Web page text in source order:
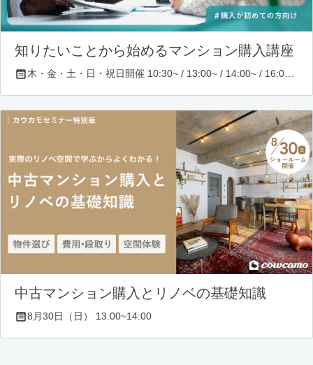
知りたいことから始めるマンション購入講座
木・金・土・日・祝日開催 10:30~ / 13:00~ / 14:00~ / 16:00~ / 17:00~/ 18:30~/ 19:30~
中古マンション購入とリノベの基礎知識
8月30日（日） 13:00~14:00